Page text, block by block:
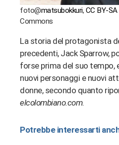
foto@matsubokkuri, CC BY-SA
Commons
La storia del protagonista
precedenti, Jack Sparrow,
forse prima del suo tempo,
nuovi personaggi e nuovi
donne, secondo quanto
elcolombiano.com.
Potrebbe interessarti